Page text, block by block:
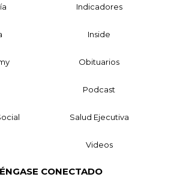
Indicadores
Inside
Obituarios
Podcast
Salud Ejecutiva
Videos
CONECTADO